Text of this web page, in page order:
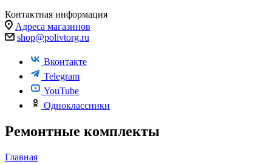
Контактная информация
Адреса магазинов
shop@polivtorg.ru
Вконтакте
Telegram
YouTube
Одноклассники
Ремонтные комплекты
Главная